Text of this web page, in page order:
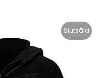
Slutsåld